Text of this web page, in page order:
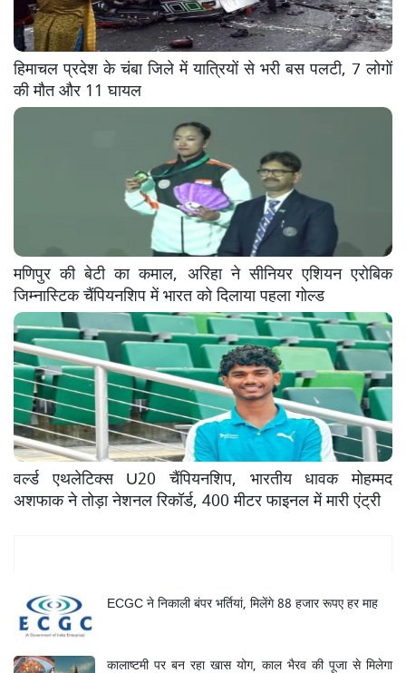
हिमाचल प्रदेश के चंबा जिले में यात्रियों से भरी बस पलटी, 7 लोगों
की मौत और 11 घायल
मणिपुर की बेटी का कमाल, अरिहा ने सीनियर एशियन एरोबिक
जिम्नास्टिक चैंपियनशिप में भारत को दिलाया पहला गोल्ड
वर्ल्ड एथलेटिक्स U20 चैंपियनशिप, भारतीय धावक मोहम्मद
अशफाक ने तोड़ा नेशनल रिकॉर्ड, 400 मीटर फाइनल में मारी एंट्री
ECGC ने निकाली बंपर भर्तियां, मिलेंगे 88 हजार रूपए हर माह
कालाष्टमी पर बन रहा खास योग, काल भैरव की पूजा से मिलेगा